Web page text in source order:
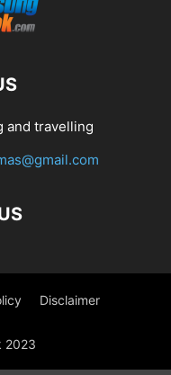
and travelling
Disclaimer
2023